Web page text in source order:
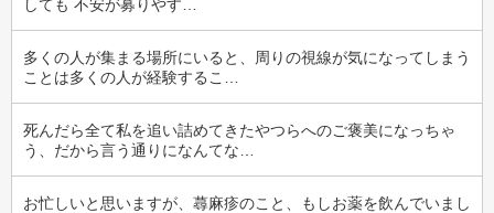
しても 不安が募りやす…
多くの人が集まる場所にいると、周りの視線が気になってしまう
ことは多くの人が経験するこ…
死んだら全て私を追い詰めてきたやつらへのご褒美になっちゃ
う、だから言う通りになんてな…
お忙しいと思いますが、蕁麻疹のこと、もしお薬を飲んでいまし